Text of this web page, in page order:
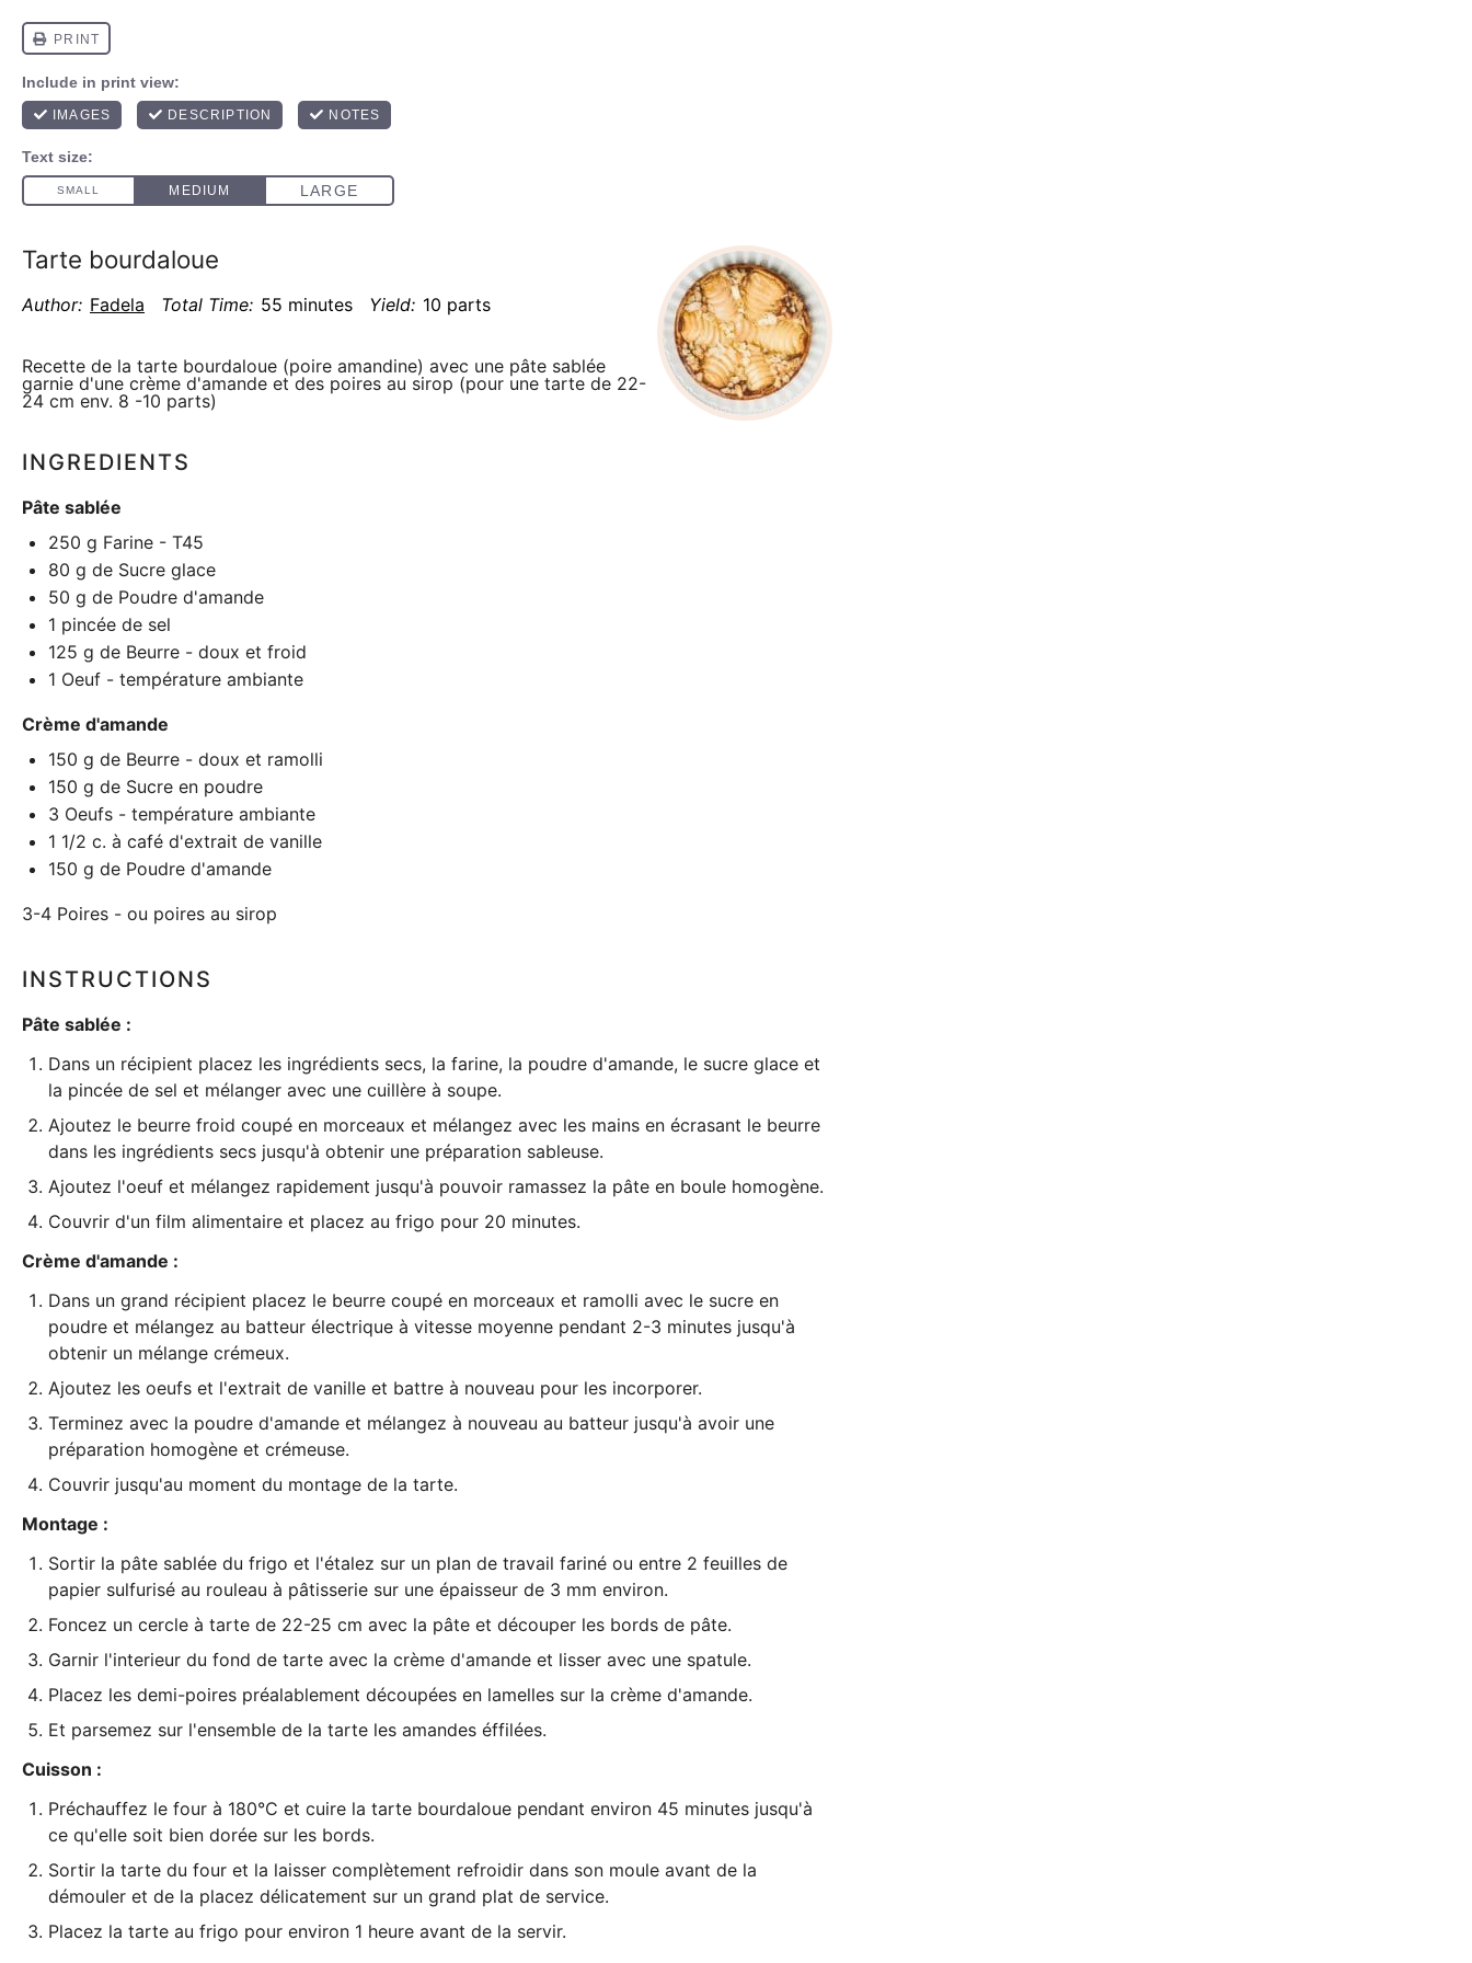
Tarte bourdaloue
Author: Fadela Total Time: 55 minutes Yield: 10 parts
Recette de la tarte bourdaloue (poire amandine) avec une pâte sablée
garnie d'une crème d'amande et des poires au sirop (pour une tarte de 22-
24 cm env. 8 -10 parts)
INGREDIENTS
Pâte sablée
250 g Farine - T45
80 g de Sucre glace
50 g de Poudre d'amande
1 pincée de sel
125 g de Beurre - doux et froid
1 Oeuf - température ambiante
Crème d'amande
150 g de Beurre - doux et ramolli
150 g de Sucre en poudre
3 Oeufs - température ambiante
1 1/2 c. à café d'extrait de vanille
150 g de Poudre d'amande
3-4 Poires - ou poires au sirop
INSTRUCTIONS
Pâte sablée :
Dans un récipient placez les ingrédients secs, la farine, la poudre d'amande, le sucre glace et
la pincée de sel et mélanger avec une cuillère à soupe.
Ajoutez le beurre froid coupé en morceaux et mélangez avec les mains en écrasant le beurre
dans les ingrédients secs jusqu'à obtenir une préparation sableuse.
Ajoutez l'oeuf et mélangez rapidement jusqu'à pouvoir ramassez la pâte en boule homogène.
Couvrir d'un film alimentaire et placez au frigo pour 20 minutes.
Crème d'amande :
Dans un grand récipient placez le beurre coupé en morceaux et ramolli avec le sucre en
poudre et mélangez au batteur électrique à vitesse moyenne pendant 2-3 minutes jusqu'à
obtenir un mélange crémeux.
Ajoutez les oeufs et l'extrait de vanille et battre à nouveau pour les incorporer.
Terminez avec la poudre d'amande et mélangez à nouveau au batteur jusqu'à avoir une
préparation homogène et crémeuse.
Couvrir jusqu'au moment du montage de la tarte.
Montage :
Sortir la pâte sablée du frigo et l'étalez sur un plan de travail fariné ou entre 2 feuilles de
papier sulfurisé au rouleau à pâtisserie sur une épaisseur de 3 mm environ.
Foncez un cercle à tarte de 22-25 cm avec la pâte et découper les bords de pâte.
Garnir l'interieur du fond de tarte avec la crème d'amande et lisser avec une spatule.
Placez les demi-poires préalablement découpées en lamelles sur la crème d'amande.
Et parsemez sur l'ensemble de la tarte les amandes éffilées.
Cuisson :
Préchauffez le four à 180°C et cuire la tarte bourdaloue pendant environ 45 minutes jusqu'à
ce qu'elle soit bien dorée sur les bords.
Sortir la tarte du four et la laisser complètement refroidir dans son moule avant de la
démouler et de la placez délicatement sur un grand plat de service.
Placez la tarte au frigo pour environ 1 heure avant de la servir.